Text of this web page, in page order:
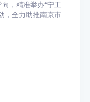
，精准举办“宁工
，全力助推南京市